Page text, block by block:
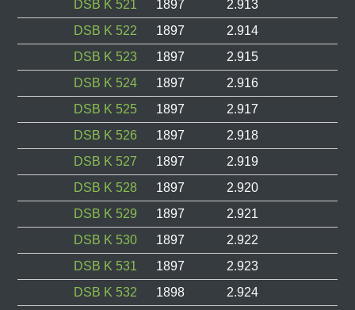
DSB K 521
1897
2.913
DSB K 522
1897
2.914
DSB K 523
1897
2.915
DSB K 524
1897
2.916
DSB K 525
1897
2.917
DSB K 526
1897
2.918
DSB K 527
1897
2.919
DSB K 528
1897
2.920
DSB K 529
1897
2.921
DSB K 530
1897
2.922
DSB K 531
1897
2.923
DSB K 532
1898
2.924